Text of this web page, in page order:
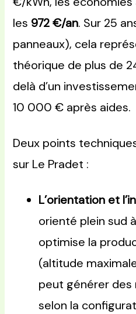
les 972 €/an. Sur 25
panneaux), cela
théorique de plus de
delà d’un
10 000 € après aides.
Deux points
sur Le Pradet :
L’orientation et
orienté plein sud
optimise la
(altitude
peut générer
selon la